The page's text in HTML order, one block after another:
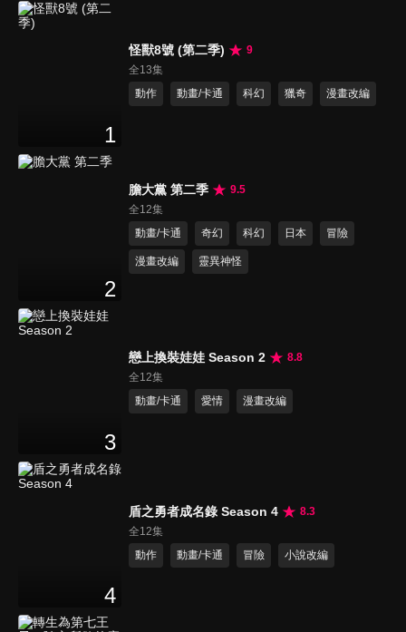
1
怪獸8號 (第二季)
9
全13集
動作
動畫/卡通 科幻 獵奇 漫畫改編
2
膽大黨 第二季
9.5
全12集
動畫/卡通
奇幻 科幻 日本 冒險
漫畫改編 靈異神怪
3
戀上換裝娃娃 Season 2
8.8
全12集
動畫/卡通
愛情 漫畫改編
4
盾之勇者成名錄 Season 4
8.3
全12集
動作
動畫/卡通 冒險 小說改編